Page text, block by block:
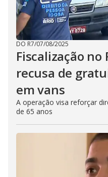
DO R7/07/08/2025
Fiscalização no
recusa de
em vans
A operação visa reforçar
de 65 anos